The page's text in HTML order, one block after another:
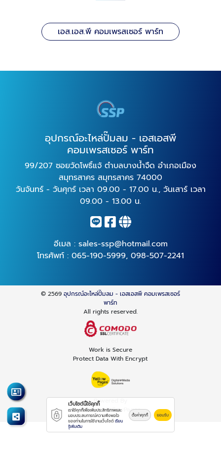
เอส.เอส.พี คอมเพรสเซอร์ พาร์ท
อุปกรณ์อะไหล่ปั๊มลม - เอสเอสพี
คอมเพรสเซอร์ พาร์ท
99/207 ซอยวัดโพธิ์แจ้ ตำบลบางน้ำจืด อำเภอเมือง
สมุทรสาคร สมุทรสาคร 74000
วันจันทร์ - วันศุกร์ เวลา 09.00 - 17.00 น., วันเสาร์ เวลา
09.00 - 13.00 น.
อีเมล : sales-ssp@hotmail.com
โทรศัพท์ : 065-190-5999, 098-507-2241
© 2569 อุปกรณ์อะไหล่ปั๊มลม - เอสเอสพี คอมเพรสเซอร์
พาร์ท
All rights reserved.
Work is Secure
Protect Data With Encrypt
Powered By
Thailand YellowPages
เว็บไซต์นี้ใช้คุกกี้
เราใช้คุกกี้เพื่อเพิ่มประสิทธิภาพและ
มอบประสบการณ์ความพึงพอใจ
ของท่านในการใช้งานเว็บไซต์ เรียน
รู้เพิ่มเติม
ตั้งค่าคุกกี้ ยอมรับ